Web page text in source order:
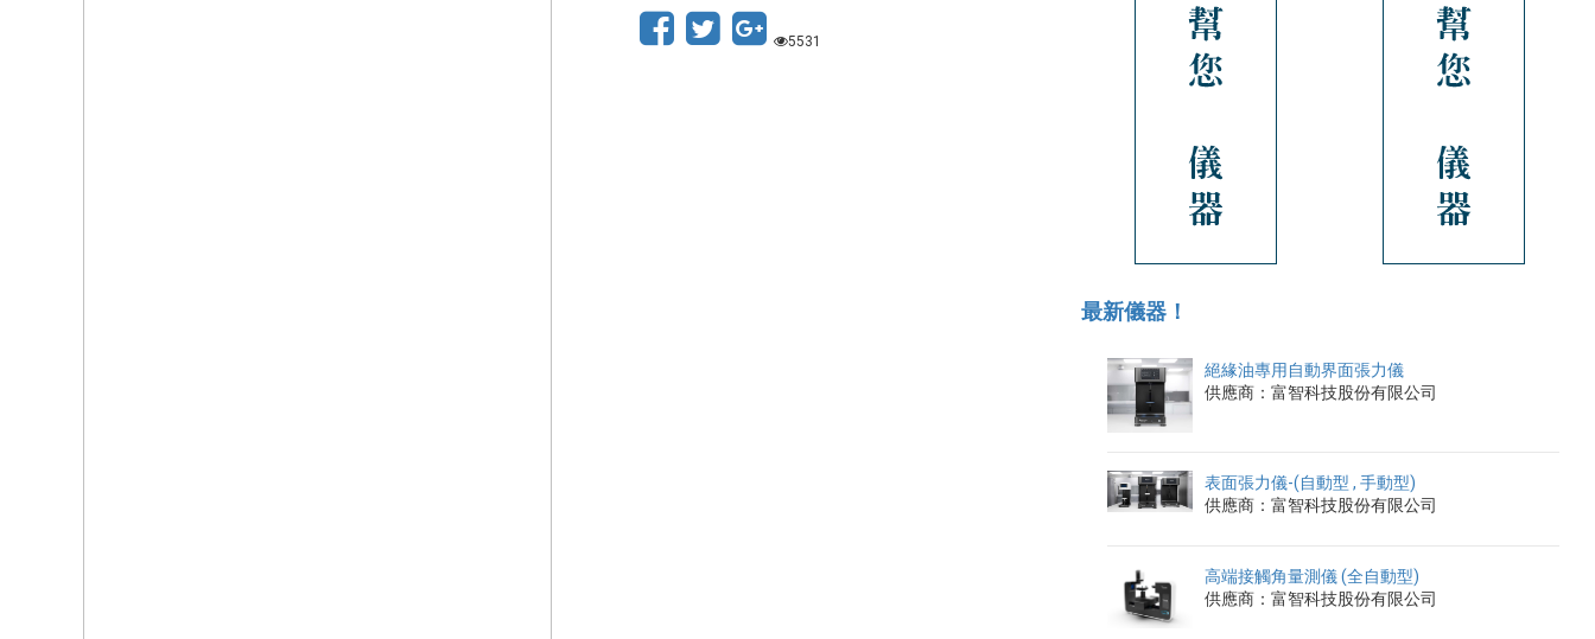
5531
最新儀器！
絕緣油專用自動界面張力儀
供應商：富智科技股份有限公司
表面張力儀-(自動型 , 手動型)
供應商：富智科技股份有限公司
高端接觸角量測儀 (全自動型)
供應商：富智科技股份有限公司